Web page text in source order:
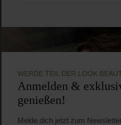
WERDE TEIL DER LOOK
Anmelden &
genießen!
Melde dich jetzt zum